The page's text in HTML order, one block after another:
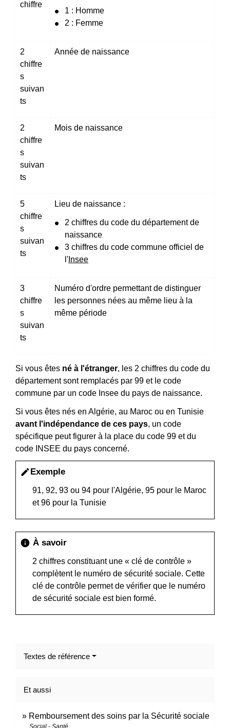
chiffre
1 : Homme
2 : Femme
2
chiffre
s
suivan
ts
Année de naissance
2
chiffre
s
suivan
ts
Mois de naissance
5
chiffre
s
suivan
ts
Lieu de naissance :
2 chiffres du code du département de
naissance
3 chiffres du code commune officiel de
l' Insee
3
chiffre
s
suivan
ts
Numéro d'ordre permettant de distinguer
les personnes nées au même lieu à la
même période
Si vous êtes né à l'étranger, les 2 chiffres du code du
département sont remplacés par 99 et le code
commune par un code Insee du pays de naissance.
Si vous êtes nés en Algérie, au Maroc ou en Tunisie
avant l'indépendance de ces pays, un code
spécifique peut figurer à la place du code 99 et du
code INSEE du pays concerné.
editExemple
91, 92, 93 ou 94 pour l'Algérie, 95 pour le Maroc
et 96 pour la Tunisie
info À savoir
2 chiffres constituant une « clé de contrôle »
complètent le numéro de sécurité sociale. Cette
clé de contrôle permet de vérifier que le numéro
de sécurité sociale est bien formé.
Textes de référence
Et aussi
Remboursement des soins par la Sécurité sociale
Social - Santé